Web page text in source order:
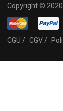
Copyright © 2020
CGU / CGV /